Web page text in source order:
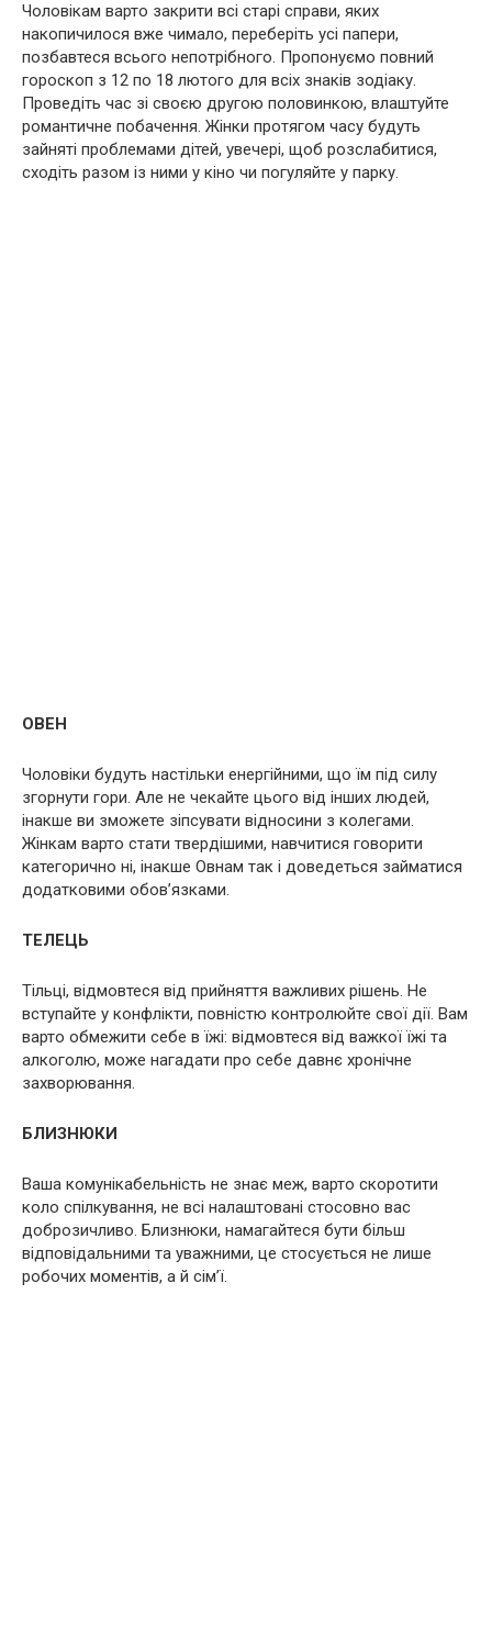
Чоловікам варто закрити всі старі справи, яких
накопичилося вже чимало, переберіть усі папери,
позбавтеся всього непотрібного. Пропонуємо повний
гороскоп з 12 по 18 лютого для всіх знаків зодіаку.
Проведіть час зі своєю другою половинкою, влаштуйте
романтичне побачення. Жінки протягом часу будуть
зайняті проблемами дітей, увечері, щоб розслабитися,
сходіть разом із ними у кіно чи погуляйте у парку.
ОВЕН
Чоловіки будуть настільки енергійними, що їм під силу
згорнути гори. Але не чекайте цього від інших людей,
інакше ви зможете зіпсувати відносини з колегами.
Жінкам варто стати твердішими, навчитися говорити
категорично ні, інакше Овнам так і доведеться займатися
додатковими обов’язками.
ТЕЛЕЦЬ
Тільці, відмовтеся від прийняття важливих рішень. Не
вступайте у конфлікти, повністю контролюйте свої дії. Вам
варто обмежити себе в їжі: відмовтеся від важкої їжі та
алкоголю, може нагадати про себе давнє хронічне
захворювання.
БЛИЗНЮКИ
Ваша комунікабельність не знає меж, варто скоротити
коло спілкування, не всі налаштовані стосовно вас
доброзичливо. Близнюки, намагайтеся бути більш
відповідальними та уважними, це стосується не лише
робочих моментів, а й сім’ї.